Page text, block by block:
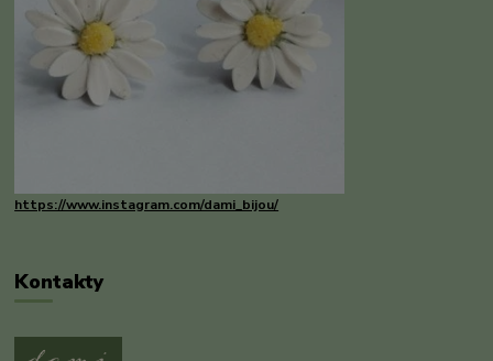
https://www.instagram.com/dami_bijou/
Kontakty